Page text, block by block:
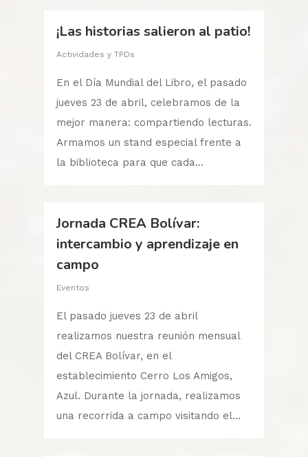
¡Las historias salieron al patio!
Actividades y TPDs
En el Día Mundial del Libro, el pasado
jueves 23 de abril, celebramos de la
mejor manera: compartiendo lecturas.
Armamos un stand especial frente a
la biblioteca para que cada...
Jornada CREA Bolívar:
intercambio y aprendizaje en
campo
Eventos
El pasado jueves 23 de abril
realizamos nuestra reunión mensual
del CREA Bolívar, en el
establecimiento Cerro Los Amigos,
Azul. Durante la jornada, realizamos
una recorrida a campo visitando el...